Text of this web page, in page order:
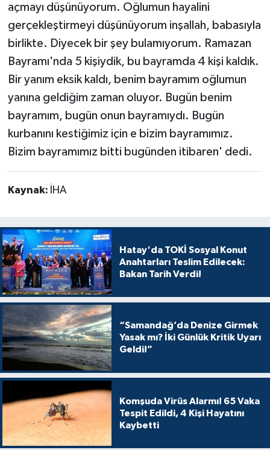
açmayı düşünüyorum. Oğlumun hayalini
gerçekleştirmeyi düşünüyorum inşallah, babasıyla
birlikte. Diyecek bir şey bulamıyorum. Ramazan
Bayramı'nda 5 kişiydik, bu bayramda 4 kişi kaldık.
Bir yanım eksik kaldı, benim bayramım oğlumun
yanına geldiğim zaman oluyor. Bugün benim
bayramım, bugün onun bayramıydı. Bugün
kurbanını kestiğimiz için e bizim bayramımız.
Bizim bayramımız bitti bugünden itibaren' dedi.
Kaynak: İHA
Hatay'da TOKİ Sosyal Konut
Anahtarları Teslim Edilecek:
Bakan Tarih Verdi!
“Samandağ’da Denize Girmek
Yasak mı? İki Günlük Kritik Uyarı
Geldi!”
Komşuda Virüs Alarmı! 65 Vaka
Tespit Edildi, 4 Kişi Hayatını
Kaybetti